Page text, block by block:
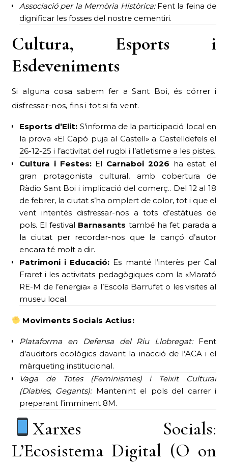
Associació per la Memòria Històrica:Fent la feina de
dignificar les fosses del nostre cementiri.
Cultura, Esports i
Esdeveniments
Si alguna cosa sabem fer a Sant Boi, és córrer i
disfressar-nos, fins i tot si fa vent.
Esports d’Elit: S’informa de la participació local en
la prova «El Capó puja al Castell» a Castelldefels el
26-12-25 i l’activitat del rugbi i l’atletisme a les pistes.
Cultura i Festes:El Carnaboi 2026 ha estat el
gran protagonista cultural, amb cobertura de
Ràdio Sant Boi i implicació del comerç.. Del 12 al 18
de febrer, la ciutat s’ha omplert de color, tot i que el
vent intentés disfressar-nos a tots d’estàtues de
pols. El festival Barnasants també ha fet parada a
la ciutat per recordar-nos que la cançó d’autor
encara té molt a dir.
Patrimoni i Educació: Es manté l’interès per Cal
Fraret i les activitats pedagògiques com la «Marató
RE-M de l’energia» a l’Escola Barrufet o les visites al
museu local.
Moviments Socials Actius:
Plataforma en Defensa del Riu Llobregat:Fent
d’auditors ecològics davant la inacció de l’ACA i el
màrqueting institucional.
Vaga de Totes (Feminismes) i Teixit Cultural
(Diables, Gegants):Mantenint el pols del carrer i
preparant l’imminent 8M.
Xarxes Socials:
L’Ecosistema Digital (O on